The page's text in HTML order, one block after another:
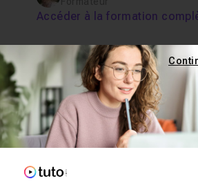
Accéder à la formation